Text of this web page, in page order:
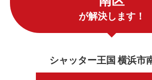
が解決します！
シャッター王国 横浜市